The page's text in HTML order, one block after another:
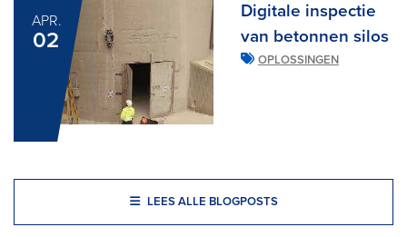
APR.
02
Digitale inspectie
van betonnen silos
OPLOSSINGEN
LEES ALLE BLOGPOSTS